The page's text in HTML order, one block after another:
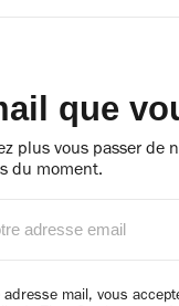
que
plus vous passer de
du moment.
mail, vous